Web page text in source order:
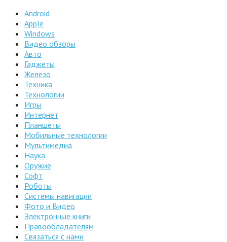
Android
Apple
Windows
Видео обзоры
Авто
Гаджеты
Железо
Техника
Технологии
Игры
Интернет
Планшеты
Мобильные технологии
Мультимедиа
Наука
Оружие
Софт
Роботы
Системы навигации
Фото и Видео
Электронные книги
Правообладателям
Связаться с нами